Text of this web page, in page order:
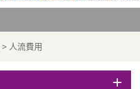
> 人流費用